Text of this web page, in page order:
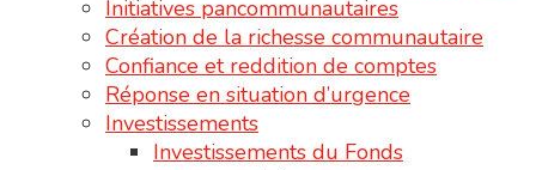
Initiatives pancommunautaires
Création de la richesse communautaire
Confiance et reddition de comptes
Réponse en situation d’urgence
Investissements
Investissements du Fonds